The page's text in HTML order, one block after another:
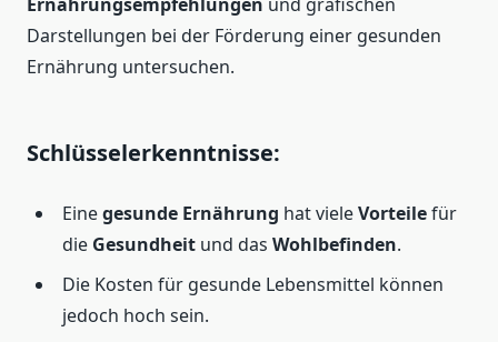
Darstellungen bei der Förderung einer gesunden
Ernährung untersuchen.
Schlüsselerkenntnisse:
Einegesunde Ernährung hat vieleVorteilefür
die Gesundheit und das Wohlbefinden.
Die Kosten für gesunde Lebensmittel können
jedoch hoch sein.